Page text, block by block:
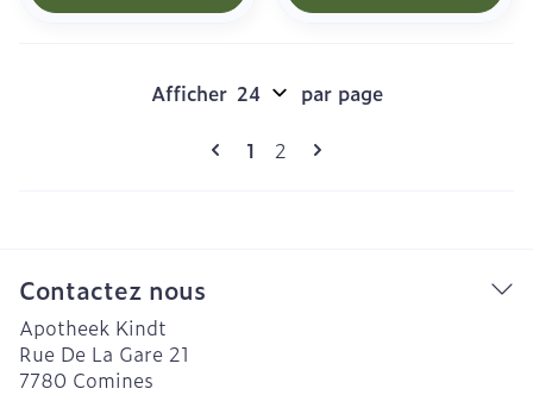
Pages
Vous lisez actuellement la
1 Page
2
Afficher par page
Contactez nous
Apotheek Kindt
Rue De La Gare 21
7780 Comines